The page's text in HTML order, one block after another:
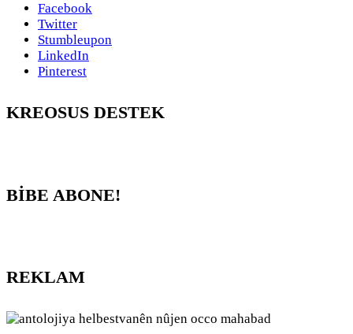
Facebook
Twitter
Stumbleupon
LinkedIn
Pinterest
KREOSUS DESTEK
BİBE ABONE!
REKLAM